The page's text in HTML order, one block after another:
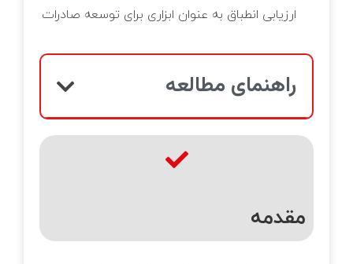
صنعت چهارم
طرح و پروژه
فنی
تماس با ما
ارزیابی انطباق به عنوان ابزاری برای توسعه صادرات
راهنمای مطالعه
مقدمه